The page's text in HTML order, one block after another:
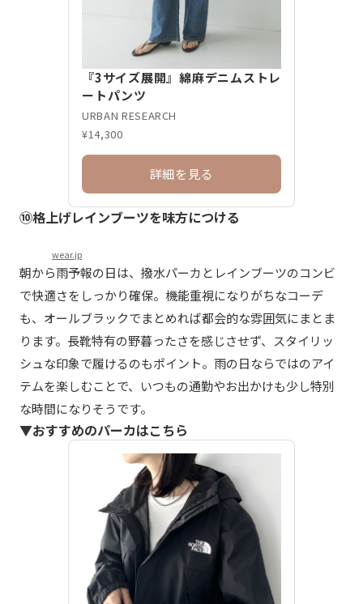
『3サイズ展開』綿麻デニムストレ
ートパンツ
URBAN RESEARCH
¥14,300
詳細を見る
⑩格上げレインブーツを味方につける
wear.jp
朝から雨予報の日は、撥水パーカとレインブーツのコンビ
で快適さをしっかり確保。機能重視になりがちなコーデ
も、オールブラックでまとめれば都会的な雰囲気にまとま
ります。長靴特有の野暮ったさを感じさせず、スタイリッ
シュな印象で履けるのもポイント。雨の日ならではのアイ
テムを楽しむことで、いつもの通勤やお出かけも少し特別
な時間になりそうです。
▼おすすめのパーカはこちら